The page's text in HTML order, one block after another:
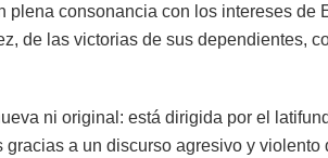
plena consonancia con los intereses de
de las victorias de sus dependientes,
ni original: está dirigida por el
a un discurso agresivo y